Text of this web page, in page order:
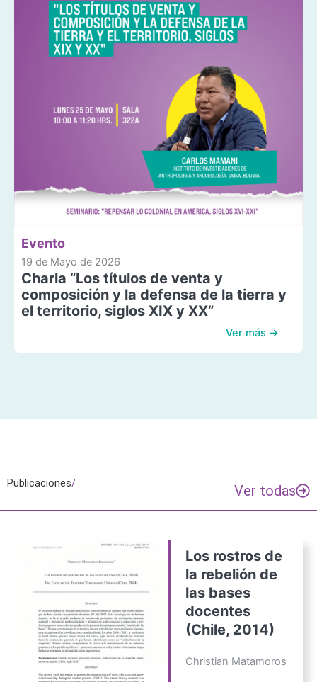
Evento
19 de Mayo de 2026
Charla “Los títulos de venta y
composición y la defensa de la tierra y
el territorio, siglos XIX y XX”
Ver más →
Publicaciones/ Ver todas
Los rostros de
la rebelión de
las bases
docentes
(Chile, 2014)
Christian Matamoros